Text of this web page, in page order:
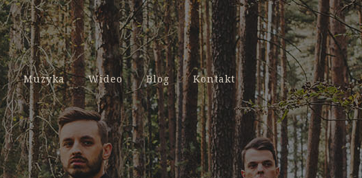
Muzyka Wideo Blog Kontakt